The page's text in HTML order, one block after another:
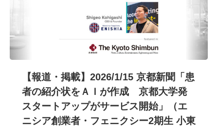
【報道・掲載】2026/1/15 京都新聞「患
者の紹介状をＡＩが作成 京都大学発
スタートアップがサービス開始」（エ
ニシア創業者・フェニクシー2期生 小東